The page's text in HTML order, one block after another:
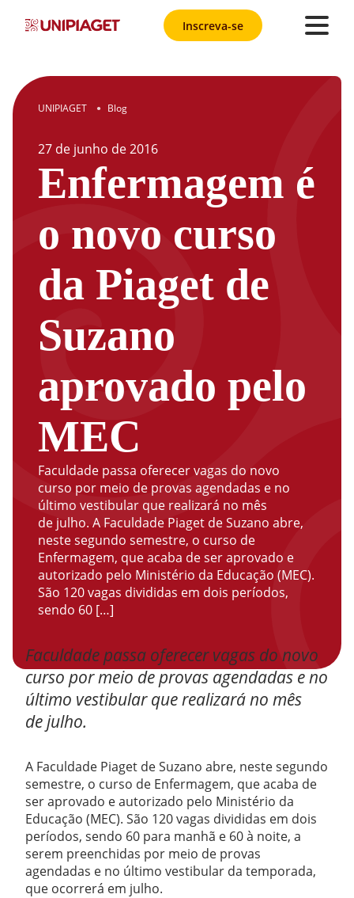
Inscreva-se
UNIPIAGET ● Blog
27 de junho de2016
Enfermagem é
o novo curso
da Piaget de
Suzano
aprovado pelo
MEC
Faculdade passa oferecer vagas do novo
curso por meio de provas agendadas e no
último vestibular que realizará no mês
de julho. A Faculdade Piaget de Suzano abre,
neste segundo semestre, o curso de
Enfermagem, que acaba de ser aprovado e
autorizado pelo Ministério da Educação (MEC).
São 120 vagas divididas em dois períodos,
sendo 60 […]
Faculdade passa oferecer vagas do novo
curso por meio de provas agendadas e no
último vestibular que realizará no mês
de julho.
A Faculdade Piaget de Suzano abre, neste segundo
semestre, o curso de Enfermagem, que acaba de
ser aprovado e autorizado pelo Ministério da
Educação (MEC). São 120 vagas divididas em dois
períodos, sendo 60 para manhã e 60 à noite, a
serem preenchidas por meio de provas
agendadas e no último vestibular da temporada,
que ocorrerá em julho.